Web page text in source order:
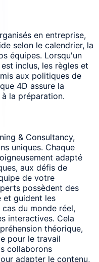
en entreprise,
selon le calendrier, la
équipes. Lorsqu'un
inclus, les règles et
aux politiques de
4D assure la
la préparation.
& Consultancy,
uniques. Chaque
adapté
aux défis de
de votre
possèdent des
et guident les
du monde réel,
interactives. Cela
théorique,
pour le travail
collaborons
adapter le contenu,